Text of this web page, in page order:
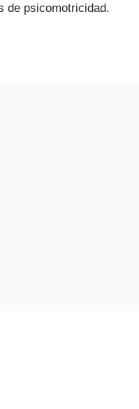
de psicomotricidad.